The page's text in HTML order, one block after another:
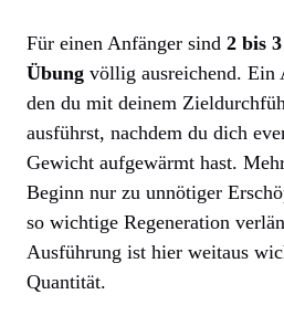
Für einen Anfänger sind 2 bis
Übung völlig ausreichend. Ein
den du mit deinem
ausführst, nachdem du dich
Gewicht aufgewärmt hast.
Beginn nur zu unnötiger
so wichtige Regeneration
Ausführung ist hier weitaus
Quantität.